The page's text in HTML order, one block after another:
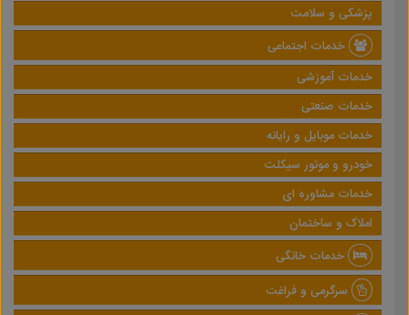
پزشکی و سلامت
خدمات اجتماعی
خدمات آموزشی
خدمات صنعتی
خدمات موبایل و رایانه
خودرو و موتور سیکلت
خدمات مشاوره ای
املاک و ساختمان
خدمات خانگی
سرگرمی و فراغت